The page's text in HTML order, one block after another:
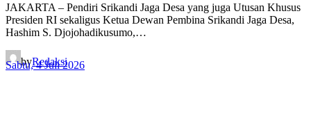
JAKARTA – Pendiri Srikandi Jaga Desa yang juga Utusan Khusus
Presiden RI sekaligus Ketua Dewan Pembina Srikandi Jaga Desa,
Hashim S. Djojohadikusumo,…
byRedaksi
Sabtu, 4 Juli 2026